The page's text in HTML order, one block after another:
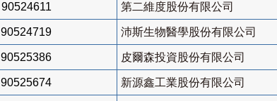
90524611 第二維度股份有限公司
90524719 沛斯生物醫學股份有限公司
90525386 皮爾森投資股份有限公司
90525674 新源鑫工業股份有限公司